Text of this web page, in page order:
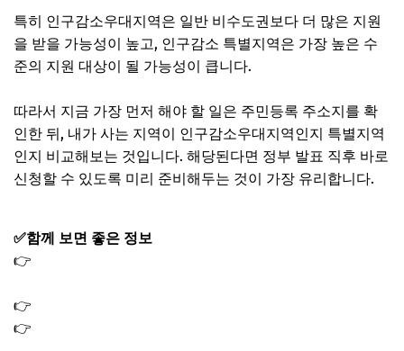
특히 인구감소우대지역은 일반 비수도권보다 더 많은 지원
을 받을 가능성이 높고, 인구감소 특별지역은 가장 높은 수
준의 지원 대상이 될 가능성이 큽니다.
따라서 지금 가장 먼저 해야 할 일은 주민등록 주소지를 확
인한 뒤, 내가 사는 지역이 인구감소우대지역인지 특별지역
인지 비교해보는 것입니다. 해당된다면 정부 발표 직후 바로
신청할 수 있도록 미리 준비해두는 것이 가장 유리합니다.
✅함께 보면 좋은 정보
👉
👉
👉